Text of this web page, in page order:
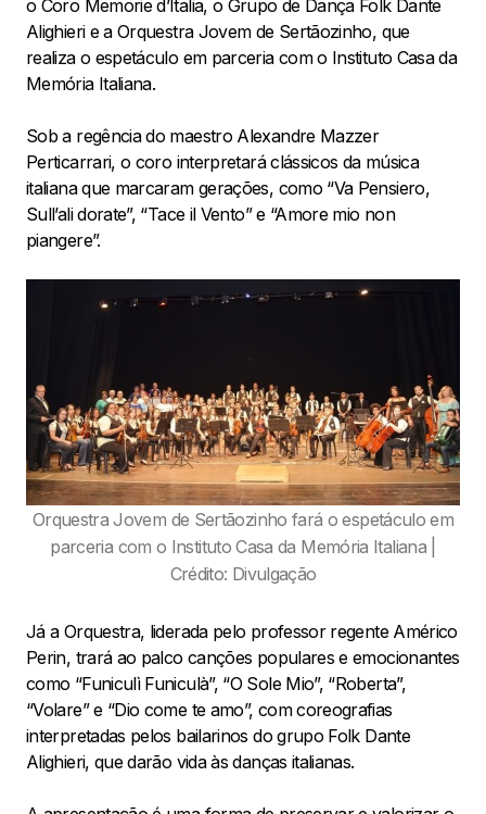
o Coro Memorie d’Italia, o Grupo de Dança Folk Dante
Alighieri e a Orquestra Jovem de Sertãozinho, que
realiza o espetáculo em parceria com o Instituto Casa da
Memória Italiana.
Sob a regência do maestro Alexandre Mazzer
Perticarrari, o coro interpretará clássicos da música
italiana que marcaram gerações, como “Va Pensiero,
Sull’ali dorate”, “Tace il Vento” e “Amore mio non
piangere”.
Orquestra Jovem de Sertãozinho fará o espetáculo em
parceria com o Instituto Casa da Memória Italiana |
Crédito: Divulgação
Já a Orquestra, liderada pelo professor regente Américo
Perin, trará ao palco canções populares e emocionantes
como “Funiculì Funiculà”, “O Sole Mio”, “Roberta”,
“Volare” e “Dio come te amo”, com coreografias
interpretadas pelos bailarinos do grupo Folk Dante
Alighieri, que darão vida às danças italianas.